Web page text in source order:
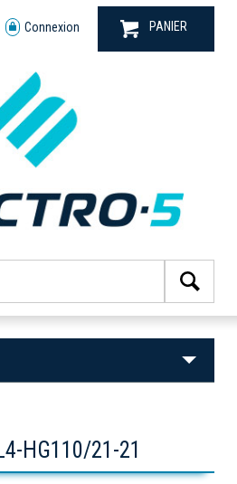
Connexion PANIER
HG110/21-21